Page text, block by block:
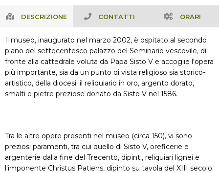
DESCRIZIONE CONTATTI ORARI
Il museo, inaugurato nel marzo 2002, è ospitato al secondo
piano del settecentesco palazzo del Seminario vescovile, di
fronte alla cattedrale voluta da Papa Sisto V e accoglie l'opera
più importante, sia da un punto di vista religioso sia storico-
artistico, della diocesi: il reliquiario in oro, argento dorato,
smalti e pietre preziose donato da Sisto V nel 1586.
Tra le altre opere presenti nel museo (circa 150), vi sono
preziosi paramenti, tra cui quello di Sisto V, oreficerie e
argenterie dalla fine del Trecento, dipinti, reliquiari lignei e
l'imponente Christus Patiens, dipinto su tavola del XIII secolo.